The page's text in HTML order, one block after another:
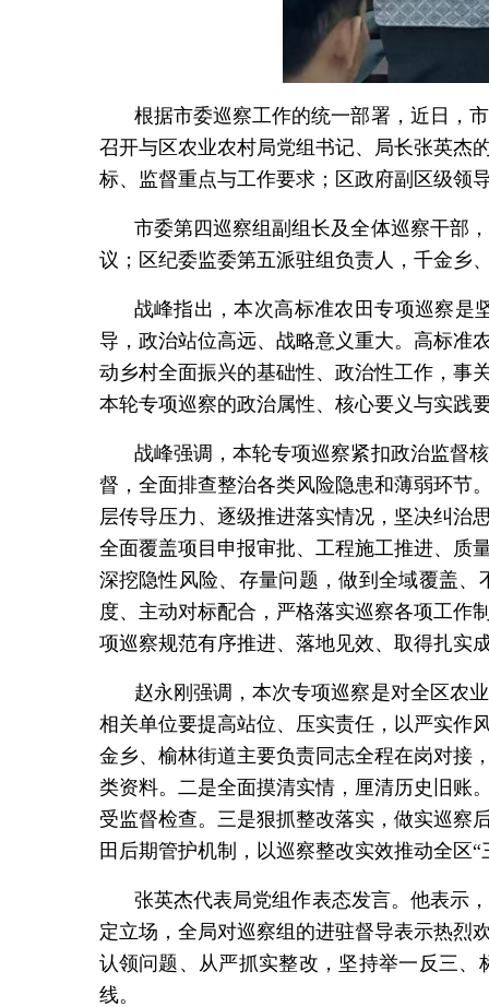
根据市委巡察工作的统一部署，近日，
召开与区农业农村局党组书记、局长张英杰
标、监督重点与工作要求；区政府副区级领
市委第四巡察组副组长及全体巡察干部
议；区纪委监委第五派驻组负责人，千金乡
战峰指出，本次高标准农田专项巡察是
导，政治站位高远、战略意义重大。高标准
动乡村全面振兴的基础性、政治性工作，事
本轮专项巡察的政治属性、核心要义与实践
战峰强调，本轮专项巡察紧扣政治监督
督，全面排查整治各类风险隐患和薄弱环节
层传导压力、逐级推进落实情况，坚决纠治
全面覆盖项目申报审批、工程施工推进、质
深挖隐性风险、存量问题，做到全域覆盖
度、主动对标配合，严格落实巡察各项工作
项巡察规范有序推进、落地见效、取得扎实
赵永刚强调，本次专项巡察是对全区农
相关单位要提高站位、压实责任，以严实作
金乡、榆林街道主要负责同志全程在岗对接
类资料。二是全面摸清实情，厘清历史旧账
受监督检查。三是狠抓整改落实，做实巡察
田后期管护机制，以巡察整改实效推动全区“
张英杰代表局党组作表态发言。他表示
定立场，全局对巡察组的进驻督导表示热烈
认领问题、从严抓实整改，坚持举一反三
线。